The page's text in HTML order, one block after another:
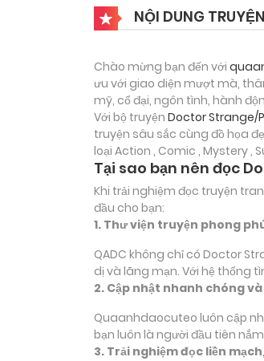
NỘI DUNG
Chào mừng bạn đến với
ưu với giao diện mượt mà,
mỹ, cổ đại, ngôn tình, hành
Với bộ truyện Doctor Strange/
truyện sâu sắc cùng đồ họa
loại Action , Comic , Mystery ,
Tại sao bạn nên đọc
Khi trải nghiệm đọc truyện
đầu cho bạn:
1. Thư viện truyện phong
QADC không chỉ có Doctor
dị và lãng mạn. Với hệ thống
2. Cập nhật nhanh chóng
Quaanhdaocuteo luôn cập
bạn luôn là người đầu tiên
3. Trải nghiệm đọc liền